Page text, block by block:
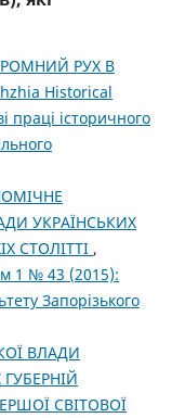
РУХ В
Historical
праці історичного
УКРАЇНСЬКИХ
СТОЛІТТІ ,
1 № 43 (2015):
Запорізького
ВЛАДИ
СВІТОВОЇ